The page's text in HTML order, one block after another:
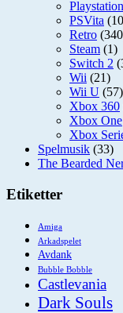
PSVita
Retro
Steam (1)
Switch 2
Wii (21)
Wii U (57)
Xbox 360
Xbox One
Xbox
Spelmusik (33)
The Bearded
Etiketter
Amiga
Arkadspelet
Avdank
Bubble Bobble
Castlevania
Dark Souls